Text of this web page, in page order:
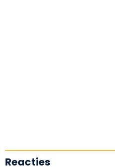
Reacties